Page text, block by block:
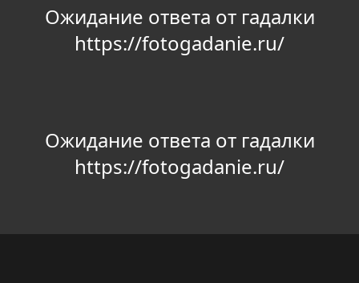
Ожидание ответа от гадалки
https://fotogadanie.ru/
Ожидание ответа от гадалки
https://fotogadanie.ru/